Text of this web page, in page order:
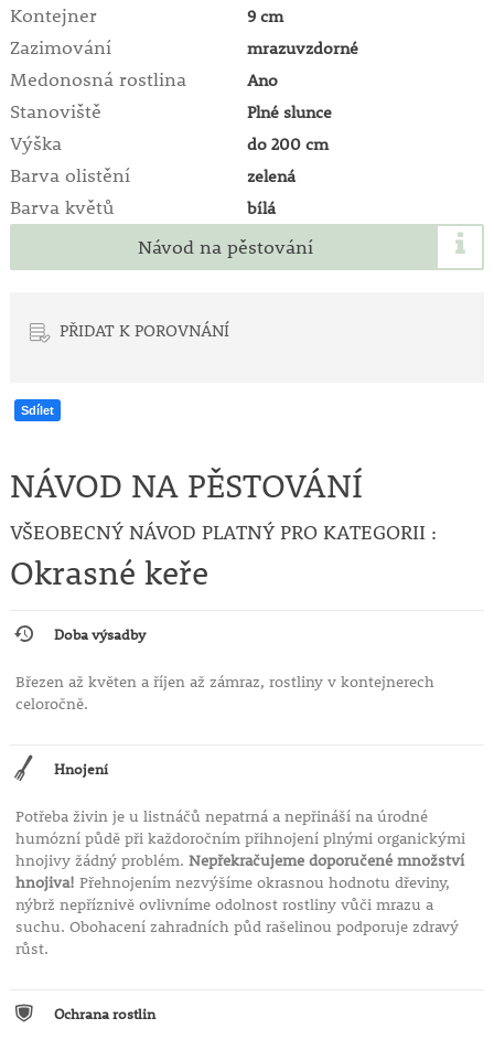
Kontejner 9 cm
Zazimování mrazuvzdorné
Medonosná rostlina Ano
Stanoviště Plné slunce
Výška do 200 cm
Barva olistění zelená
Barva květů bílá
Návod na pěstování
PŘIDAT K POROVNÁNÍ
Sdílet
NÁVOD NA PĚSTOVÁNÍ
VŠEOBECNÝ NÁVOD PLATNÝ PRO KATEGORII :
Okrasné keře
Doba výsadby
Březen až květen a říjen až zámraz, rostliny v kontejnerech
celoročně.
Hnojení
Potřeba živin je u listnáčů nepatrná a nepřináší na úrodné
humózní půdě při každoročním přihnojení plnými organickými
hnojivy žádný problém. Nepřekračujeme doporučené množství
hnojiva! Přehnojením nezvýšíme okrasnou hodnotu dřeviny,
nýbrž nepříznivě ovlivníme odolnost rostliny vůči mrazu a
suchu. Obohacení zahradních půd rašelinou podporuje zdravý
růst.
Ochrana rostlin